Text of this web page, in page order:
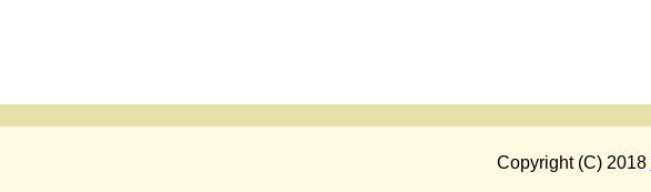
Copyright (C) 2018